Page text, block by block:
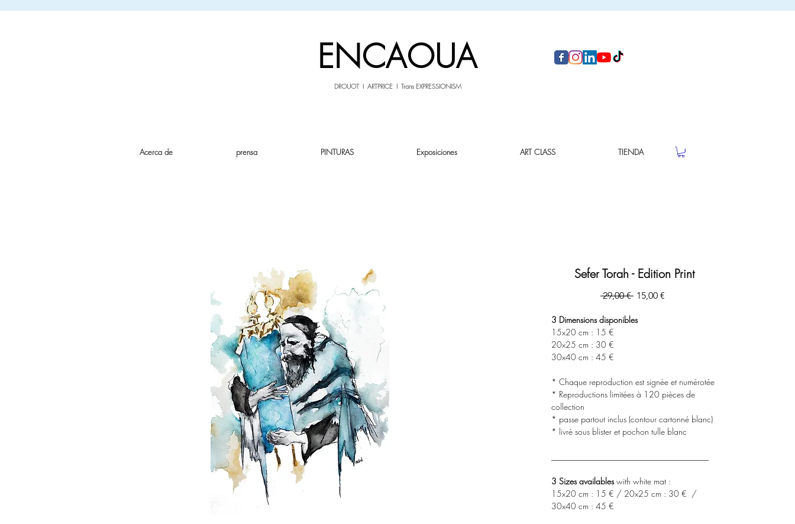
ENCAOUA
DROUOT I ARTPRICE I Trans EXPRESSIONISM
Acerca de prensa PINTURAS Exposiciones ART CLASS TIENDA
Sefer Torah - Edition Print
29,00 € Precio
15,00 €
3 Dimensions disponibles
15x20 cm : 15 €
20x25 cm : 30 €
30x40 cm : 45 €
* Chaque reproduction est signée et numérotée
* Reproductions limitées à 120 pièces de
collection
* passe partout inclus (contour cartonné blanc)
* livré sous blister et pochon tulle blanc
3 Sizes availableswith white mat :
15x20 cm : 15 € / 20x25 cm : 30 € /
30x40 cm : 45 €